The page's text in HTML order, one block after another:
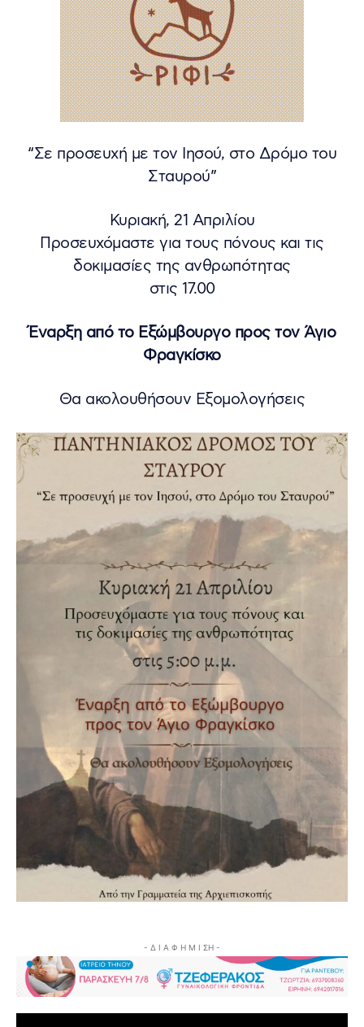
“Σε προσευχή με τον Ιησού, στο Δρόμο του
Σταυρού”
Κυριακή, 21 Απριλίου
Προσευχόμαστε για τους πόνους και τις
δοκιμασίες της ανθρωπότητας
στις 17.00
Έναρξη από το Εξώμβουργο προς τον Άγιο
Φραγκίσκο
Θα ακολουθήσουν Εξομολογήσεις
- Δ Ι Α Φ Η Μ Ι ΣΗ -